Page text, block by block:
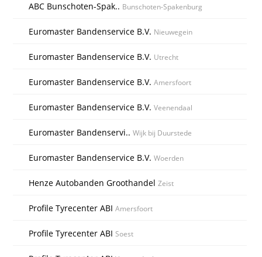
ABC Bunschoten-Spak.. Bunschoten-Spakenburg
Euromaster Bandenservice B.V. Nieuwegein
Euromaster Bandenservice B.V. Utrecht
Euromaster Bandenservice B.V.Amersfoort
Euromaster Bandenservice B.V.Veenendaal
Euromaster Bandenservi..Wijk bij Duurstede
Euromaster Bandenservice B.V.Woerden
Henze Autobanden GroothandelZeist
Profile Tyrecenter ABIAmersfoort
Profile Tyrecenter ABISoest